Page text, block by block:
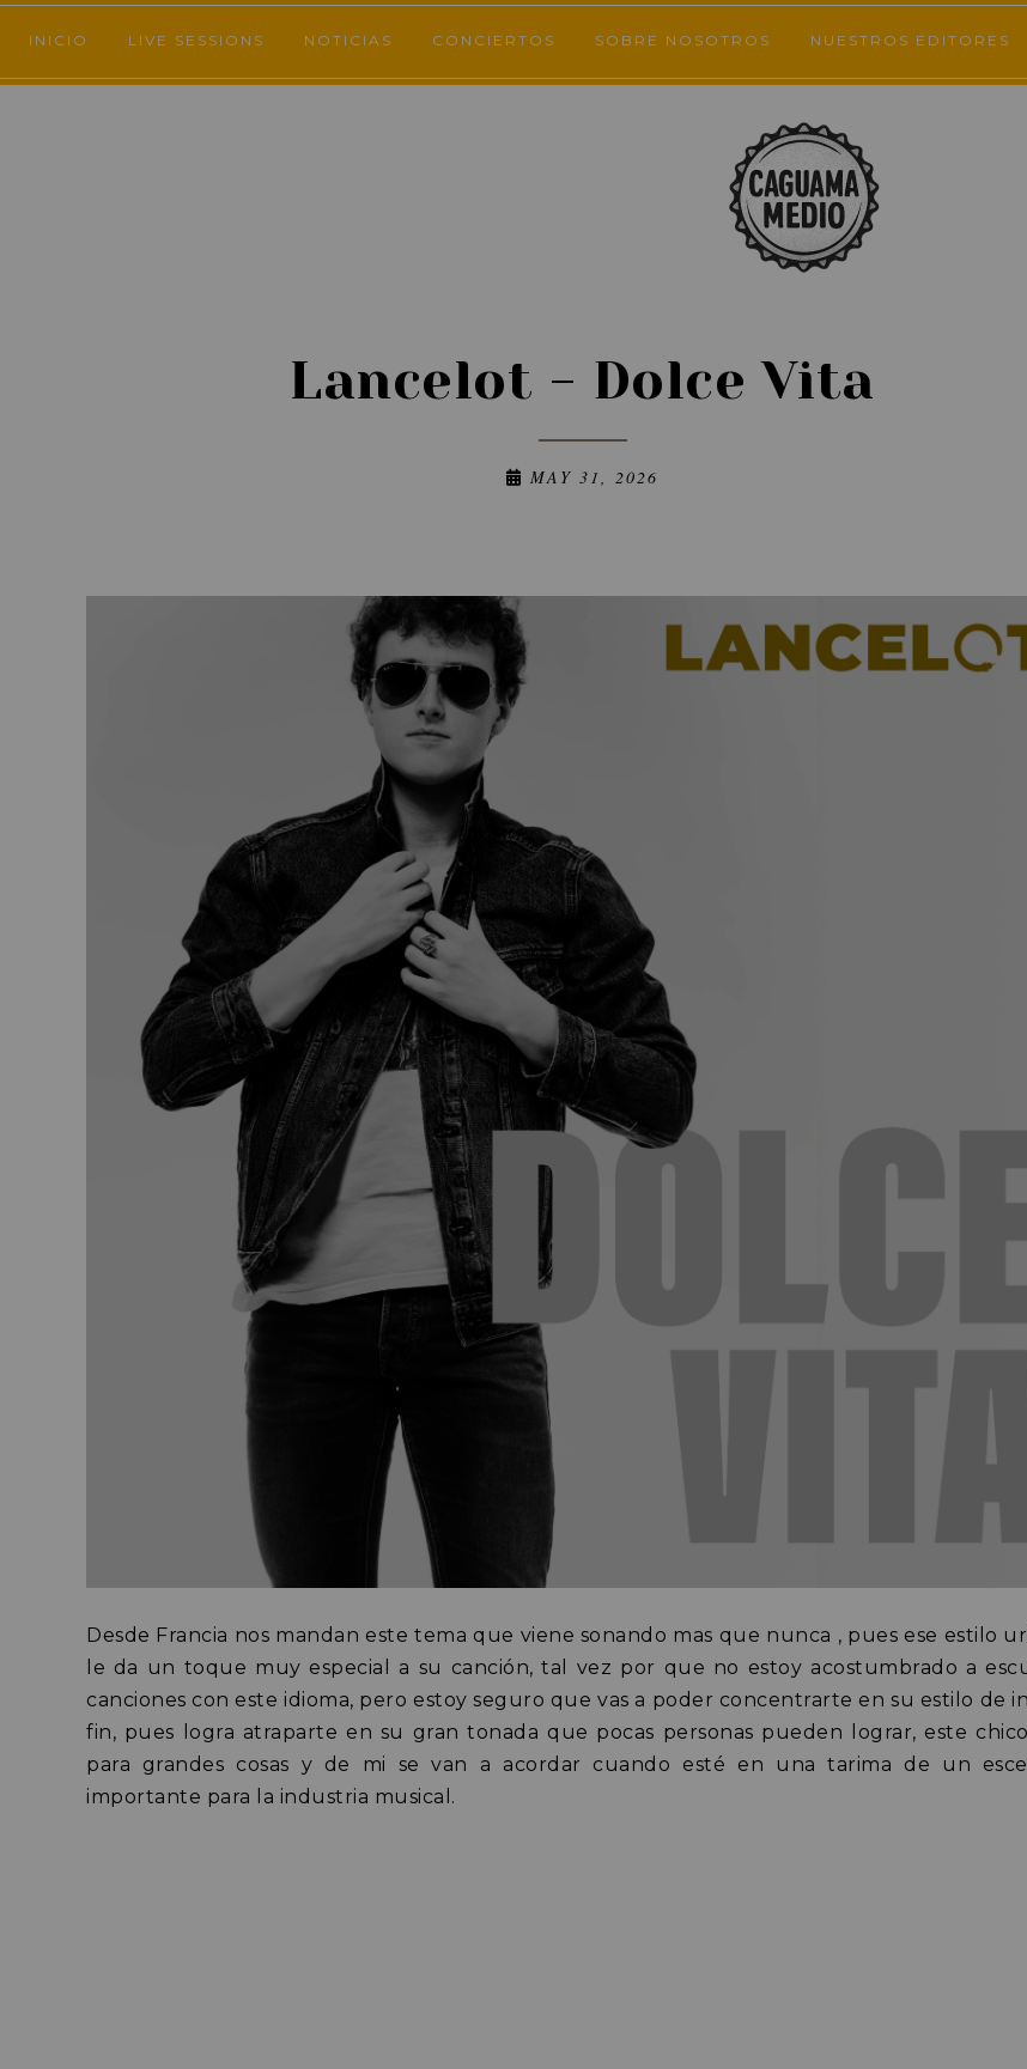
INICIO LIVE SESSIONS NOTICIAS CONCIERTOS SOBRE NOSOTROS NUESTROS EDITORES
Lancelot - Dolce Vita
MAY 31, 2026
Desde Francia nos mandan este tema que viene sonando mas que nunca , pues ese estilo
le da un toque muy especial a su canción, tal vez por que no estoy acostumbrado a
canciones con este idioma, pero estoy seguro que vas a poder concentrarte en su estilo de
fin, pues logra atraparte en su gran tonada que pocas personas pueden lograr, este
para grandes cosas y de mi se van a acordar cuando esté en una tarima de un
importante para la industria musical.